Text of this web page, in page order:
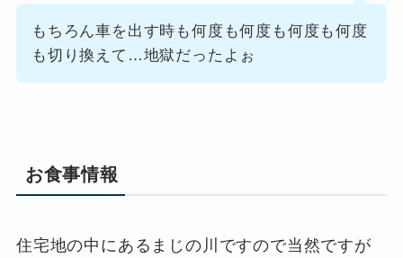
もちろん車を出す時も何度も何度も何度も何度
も切り換えて…地獄だったよぉ
お食事情報
住宅地の中にあるまじの川ですので当然ですが